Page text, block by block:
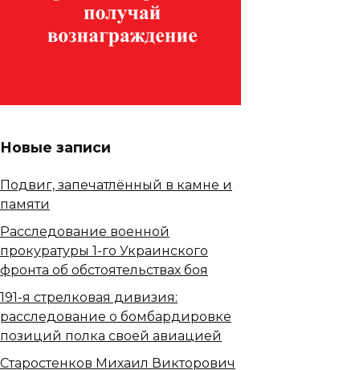
Новые записи
Подвиг, запечатлённый в камне и
памяти
Расследование военной
прокуратуры 1-го Украинского
фронта об обстоятельствах боя
191-я стрелковая дивизия:
расследование о бомбардировке
позиций полка своей авиацией
Старостенков Михаил Викторович